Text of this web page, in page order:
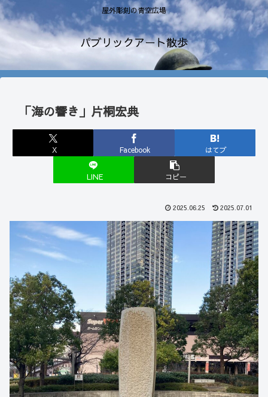
屋外彫刻の青空広場
パブリックアート散歩
「海の響き」片桐宏典
X Facebook はてブ
LINE コピー
2025.06.25 2025.07.01